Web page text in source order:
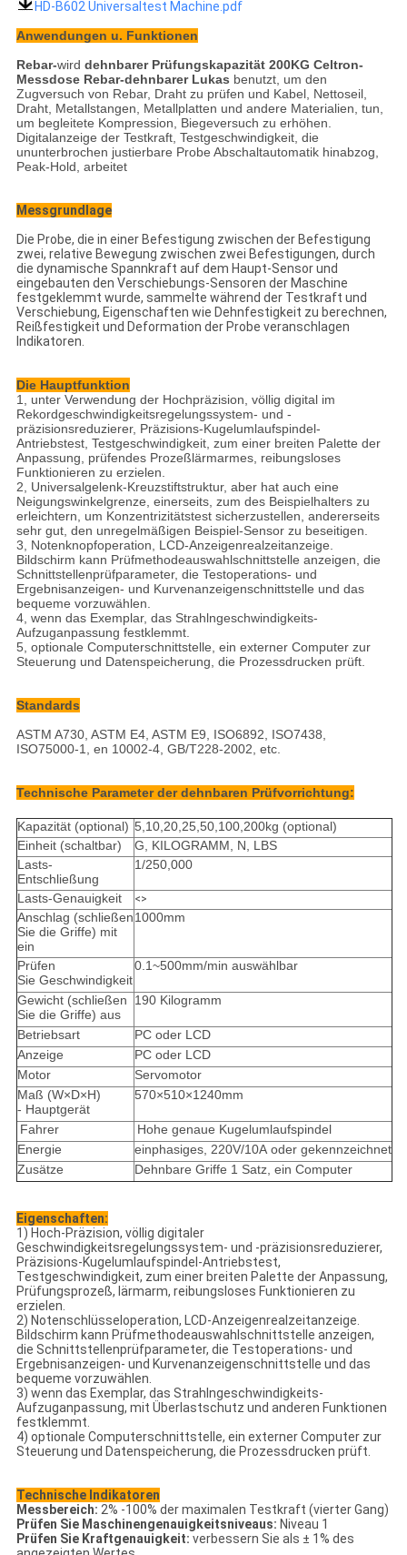
HD-B602 Universaltest Machine.pdf
Anwendungen u. Funktionen
Rebar-wird dehnbarer Prüfungskapazität 200KG Celtron-
Messdose Rebar-dehnbarer Lukas benutzt, um den
Zugversuch von Rebar, Draht zu prüfen und Kabel, Nettoseil,
Draht, Metallstangen, Metallplatten und andere Materialien, tun,
um begleitete Kompression, Biegeversuch zu erhöhen.
Digitalanzeige der Testkraft, Testgeschwindigkeit, die
ununterbrochen justierbare Probe Abschaltautomatik hinabzog,
Peak-Hold, arbeitet
Messgrundlage
Die Probe, die in einer Befestigung zwischen der Befestigung
zwei, relative Bewegung zwischen zwei Befestigungen, durch
die dynamische Spannkraft auf dem Haupt-Sensor und
eingebauten den Verschiebungs-Sensoren der Maschine
festgeklemmt wurde, sammelte während der Testkraft und
Verschiebung, Eigenschaften wie Dehnfestigkeit zu berechnen,
Reißfestigkeit und Deformation der Probe veranschlagen
Indikatoren.
Die Hauptfunktion
1, unter Verwendung der Hochpräzision, völlig digital im
Rekordgeschwindigkeitsregelungssystem- und -
präzisionsreduzierer, Präzisions-Kugelumlaufspindel-
Antriebstest, Testgeschwindigkeit, zum einer breiten Palette der
Anpassung, prüfendes Prozeßlärmarmes, reibungsloses
Funktionieren zu erzielen.
2, Universalgelenk-Kreuzstiftstruktur, aber hat auch eine
Neigungswinkelgrenze, einerseits, zum des Beispielhalters zu
erleichtern, um Konzentrizitätstest sicherzustellen, andererseits
sehr gut, den unregelmäßigen Beispiel-Sensor zu beseitigen.
3, Notenknopfoperation, LCD-Anzeigenrealzeitanzeige.
Bildschirm kann Prüfmethodeauswahlschnittstelle anzeigen, die
Schnittstellenprüfparameter, die Testoperations- und
Ergebnisanzeigen- und Kurvenanzeigenschnittstelle und das
bequeme vorzuwählen.
4, wenn das Exemplar, das Strahlngeschwindigkeits-
Aufzuganpassung festklemmt.
5, optionale Computerschnittstelle, ein externer Computer zur
Steuerung und Datenspeicherung, die Prozessdrucken prüft.
Standards
ASTM A730, ASTM E4, ASTM E9, ISO6892, ISO7438,
ISO75000-1, en 10002-4, GB/T228-2002, etc.
Technische Parameterder dehnbaren Prüfvorrichtung:
Kapazität (optional) 5,10,20,25,50,100,200kg (optional)
Einheit (schaltbar)
G, KILOGRAMM, N, LBS
Lasts-
Entschließung
1/250,000
Lasts-Genauigkeit <>
Anschlag (schließen
Sie die Griffe) mit
ein
1000mm
Prüfen
Sie Geschwindigkeit
0.1~500mm/min auswählbar
Gewicht (schließen
Sie die Griffe) aus
190 Kilogramm
Betriebsart
PC oder LCD
Anzeige
PC oder LCD
Motor
Servomotor
Maß (W×D×H)
- Hauptgerät
570×510×1240mm
Fahrer
Hohe genaue Kugelumlaufspindel
Energie
einphasiges, 220V/10A oder gekennzeichnet
Zusätze
Dehnbare Griffe 1 Satz, ein Computer
Eigenschaften:
1) Hoch-Präzision, völlig digitaler
Geschwindigkeitsregelungssystem- und -präzisionsreduzierer,
Präzisions-Kugelumlaufspindel-Antriebstest,
Testgeschwindigkeit, zum einer breiten Palette der Anpassung,
Prüfungsprozeß, lärmarm, reibungsloses Funktionieren zu
erzielen.
2) Notenschlüsseloperation, LCD-Anzeigenrealzeitanzeige.
Bildschirm kann Prüfmethodeauswahlschnittstelle anzeigen,
die Schnittstellenprüfparameter, die Testoperations- und
Ergebnisanzeigen- und Kurvenanzeigenschnittstelle und das
bequeme vorzuwählen.
3) wenn das Exemplar, das Strahlngeschwindigkeits-
Aufzuganpassung, mit Überlastschutz und anderen Funktionen
festklemmt.
4) optionale Computerschnittstelle, ein externer Computer zur
Steuerung und Datenspeicherung, die Prozessdrucken prüft.
Technische Indikatoren
Messbereich: 2% -100% der maximalen Testkraft (vierter Gang)
Prüfen Sie Maschinengenauigkeitsniveaus: Niveau 1
Prüfen Sie Kraftgenauigkeit: verbessern Sie als ± 1% des